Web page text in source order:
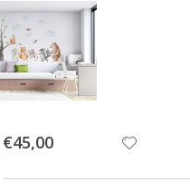
Special
Price
€45,00